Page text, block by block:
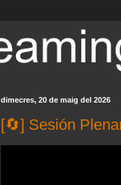
dimecres, 20 de maig del 2026
[🔄] Sesión